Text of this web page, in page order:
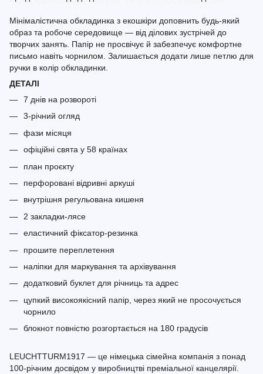
Мінімалістична обкладинка з екошкіри доповнить будь-який
образ та робоче середовище — від ділових зустрічей до
творчих занять. Папір не просвічує й забезпечує комфортне
письмо навіть чорнилом. Залишається додати лише петлю для
ручки в колір обкладинки.
ДЕТАЛІ
7 днів на розвороті
3-річний огляд
фази місяця
офіційні свята у 58 країнах
план проєкту
перфоровані відривні аркуші
внутрішня регульована кишеня
2 закладки-лясе
еластичний фіксатор-резинка
прошите переплетення
наліпки для маркування та архівування
додатковий буклет для річниць та адрес
цупкий високоякісний папір, через який не просочується
чорнило
блокнот повністю розгортається на 180 градусів
LEUCHTTURM1917 — це німецька сімейна компанія з понад
100-річним досвідом у виробництві преміальної канцелярії.